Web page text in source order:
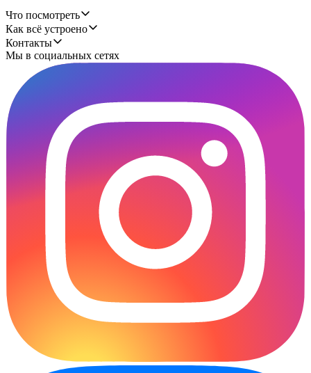
Что посмотреть
Как всё устроено
Контакты
Мы в социальных сетях